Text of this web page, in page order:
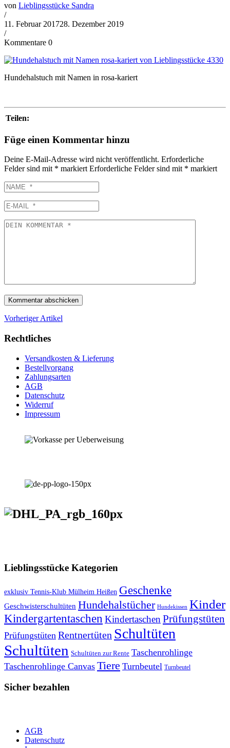
von Lieblingsstücke Sandra
/
11. Februar 201728. Dezember 2019
/
Kommentare 0
Hundehalstuch mit Namen in rosa-kariert
Teilen:
Füge einen Kommentar hinzu
Deine E-Mail-Adresse wird nicht veröffentlicht. Erforderliche
Felder sind mit * markiert Erforderliche Felder sind mit * markiert
Vorheriger Artikel
Rechtliches
Versandkosten & Lieferung
Bestellvorgang
Zahlungsarten
AGB
Datenschutz
Widerruf
Impressum
Lieblingsstücke Kategorien
exklusiv Tennis-Klub Mülheim Heißen Geschenke
Geschwisterschultüten Hundehalstücher Hundekissen Kinder
Kindergartentaschen Kindertaschen Prüfungstüten
Prüfungstüten Rentnertüten Schultüten
Schultüten Schultüten zur Rente Taschenrohlinge
Taschenrohlinge Canvas Tiere Turnbeutel Turnbeutel
Sicher bezahlen
AGB
Datenschutz